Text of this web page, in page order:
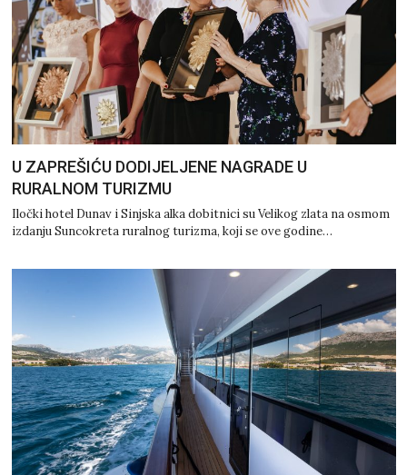
U ZAPREŠIĆU DODIJELJENE NAGRADE U
RURALNOM TURIZMU
Iločki hotel Dunav i Sinjska alka dobitnici su Velikog zlata na osmom
izdanju Suncokreta ruralnog turizma, koji se ove godine…